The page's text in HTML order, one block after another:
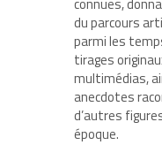
du parcours
parmi les
tirages
multimédias,
anecdotes
d’autres
époque.